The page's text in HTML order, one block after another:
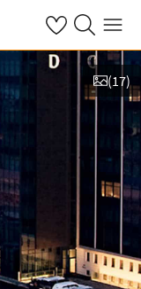
Se dine gemte
Søg påMenu
(17)